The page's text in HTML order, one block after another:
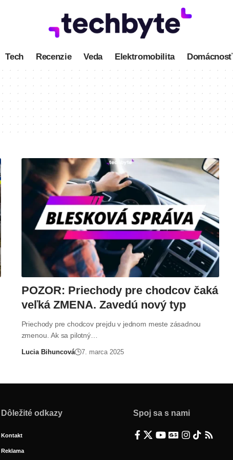
Tech Recenzie Veda Elektromobilita Domácnosť
POZOR: Priechody pre chodcov čaká
veľká ZMENA. Zavedú nový typ
Priechody pre chodcov prejdu v jednom meste zásadnou
zmenou. Ak sa pilotný…
Lucia Bihuncová 7. marca 2025
Dôležité odkazy
Kontakt
Reklama
Spoj sa s nami